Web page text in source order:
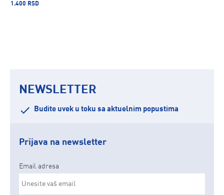
1.400 RSD
NEWSLETTER
Budite uvek u toku sa aktuelnim popustima
Prijava na newsletter
Email adresa